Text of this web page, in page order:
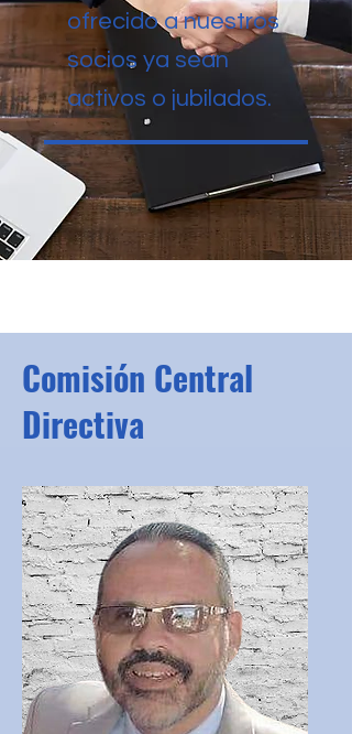
ofrecido a nuestros
socios ya sean
activos o jubilados.
Comisión Central
Directiva